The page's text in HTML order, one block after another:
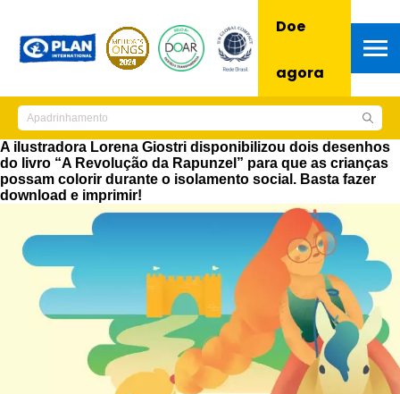
Doe
agora
A ilustradora Lorena Giostri disponibilizou dois desenhos
do livro “A Revolução da Rapunzel” para que as crianças
possam colorir durante o isolamento social. Basta fazer
download e imprimir!